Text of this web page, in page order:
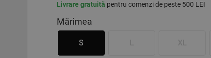
Livrare gratuită pentru comenzi de peste 500 LEI
Mărimea
S